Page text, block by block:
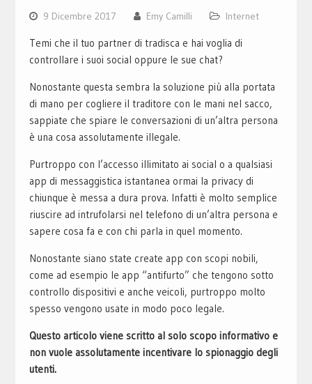
9 Dicembre 2017 Emy Camilli Internet
Temi che il tuo partner di tradisca e hai voglia di
controllare i suoi social oppure le sue chat?
Nonostante questa sembra la soluzione più alla portata
di mano per cogliere il traditore con le mani nel sacco,
sappiate che spiare le conversazioni di un’altra persona
è una cosa assolutamente illegale.
Purtroppo con l’accesso illimitato ai social o a qualsiasi
app di messaggistica istantanea ormai la privacy di
chiunque è messa a dura prova. Infatti è molto semplice
riuscire ad intrufolarsi nel telefono di un’altra persona e
sapere cosa fa e con chi parla in quel momento.
Nonostante siano state create app con scopi nobili,
come ad esempio le app “antifurto” che tengono sotto
controllo dispositivi e anche veicoli, purtroppo molto
spesso vengono usate in modo poco legale.
Questo articolo viene scritto al solo scopo informativo e
non vuole assolutamente incentivare lo spionaggio degli
utenti.